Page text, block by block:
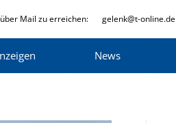
Mail zu erreichen: gelenk@t-online.de
News